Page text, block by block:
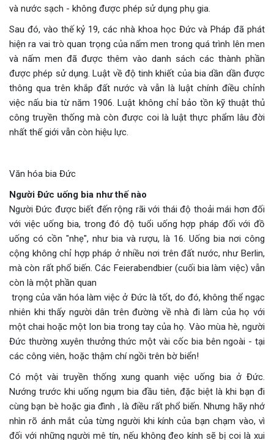
và nước sạch - không được phép sử dụng phụ gia.
Sau đó, vào thế kỷ 19, các nhà khoa học Đức và Pháp đã phát
hiện ra vai trò quan trọng của nấm men trong quá trình lên men
và nấm men đã được thêm vào danh sách các thành phần
được phép sử dụng. Luật về độ tinh khiết của bia dần dần được
thông qua trên khắp đất nước và vẫn là luật chính điều chỉnh
việc nấu bia từ năm 1906. Luật không chỉ bảo tồn kỹ thuật thủ
công truyền thống mà còn được coi là luật thực phẩm lâu đời
nhất thế giới vẫn còn hiệu lực.
Văn hóa bia Đức
Người Đức uống bia như thế nào
Người Đức được biết đến rộng rãi với thái độ thoải mái hơn đối
với việc uống bia, trong đó độ tuổi uống hợp pháp đối với đồ
uống có cồn "nhẹ", như bia và rượu, là 16. Uống bia nơi công
cộng không chỉ hợp pháp ở nhiều nơi trên đất nước, như Berlin,
mà còn rất phổ biến. Các Feierabendbier (cuối bia làm việc) vẫn
còn là một phần quan
trọng của văn hóa làm việc ở Đức là tốt, do đó, không thể ngạc
nhiên khi thấy người dân trên đường về nhà đi làm của họ với
một chai hoặc một lon bia trong tay của họ. Vào mùa hè, người
Đức thường xuyên thưởng thức một vài cốc bia bên ngoài - tại
các công viên, hoặc thậm chí ngồi trên bờ biển!
Có một vài truyền thống xung quanh việc uống bia ở Đức.
Nướng trước khi uống ngụm bia đầu tiên, đặc biệt là khi bạn đi
cùng bạn bè hoặc gia đình , là điều rất phổ biến. Nhưng hãy nhớ
nhìn rõ ánh mắt của từng người khi kính của bạn chạm vào, vì
đối với những người mê tín, nếu không đeo kính sẽ bị coi là xui